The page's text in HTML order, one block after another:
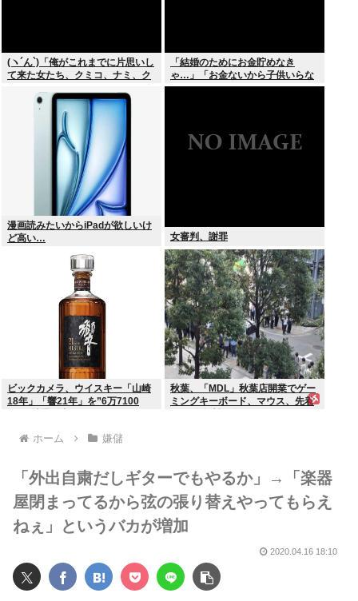
(ヽ´ん`)「俺がこれまでに片思いし
て来た女たち、クミコ、ナミ、ク
オリ、ユカリ…」
「結婚のためにお金貯めなき
ゃ…」「お金ないから子供いらな
い」←こいつら
漫画読みたいからiPadが欲しいけ
ど高い…
女審判、謝罪
ビックカメラ、ウイスキー「山崎
18年」「響21年」を”6万7100
秋葉、「MDL」秋葉店開業でゲー
ミングキーボード、マウス、先着
ホーム 嫌儲
「外出自粛だしギターでもやるか」→「楽器
屋閉まってるから弦の張り替えやってもらえ
ねぇ」というバカが増加
2020.04.16 18:10